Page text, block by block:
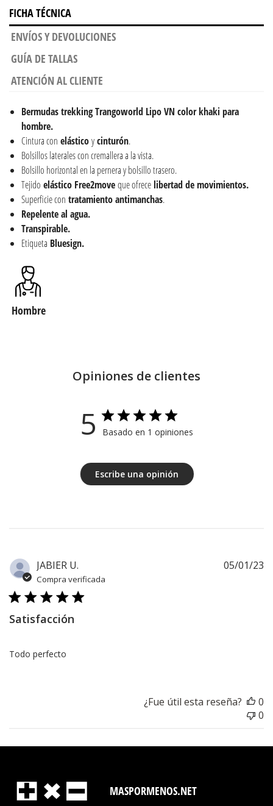
FICHA TÉCNICA
ENVÍOS Y DEVOLUCIONES
GUÍA DE TALLAS
ATENCIÓN AL CLIENTE
Bermudas trekking Trangoworld Lipo VN color khaki para
hombre.
Cintura con elásticoycinturón.
Bolsillos laterales con cremallera a la vista.
Bolsillo horizontal en la pernera y bolsillo trasero.
Tejido elástico Free2moveque ofrecelibertad de movimientos.
Superficie con tratamientoantimanchas.
Repelente al agua.
Transpirable.
Etiqueta Bluesign.
Hombre
Opiniones de clientes
5 Basado en 1 opiniones
Escribe una opinión
JABIER U.
Compra verificada
Satisfacción
Todo perfecto
05/01/23
¿Fue útil esta reseña?
0
0
MASPORMENOS.NET